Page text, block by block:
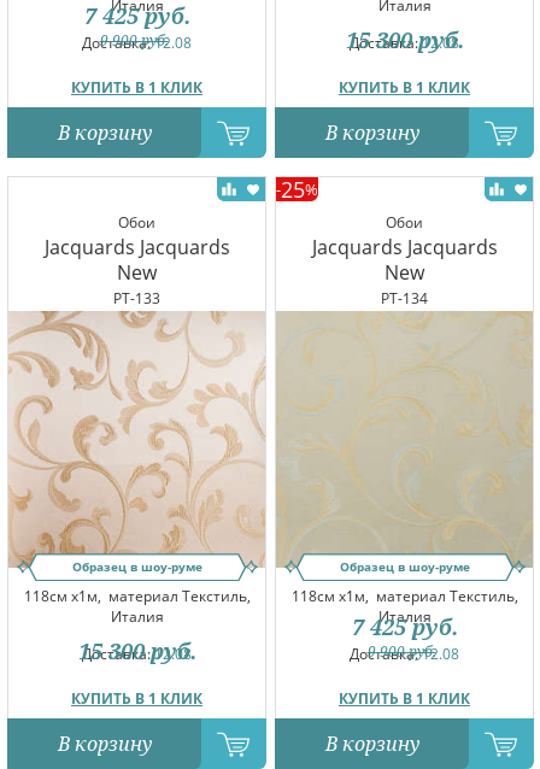
Италия
Доставка:12.08
КУПИТЬ В 1 КЛИК
9 900руб.
7 425 руб.
В корзину
Италия
Доставка:12.08
КУПИТЬ В 1 КЛИК
15 300 руб.
В корзину
Обои
Jacquards Jacquards
New
PT-133
Образец в шоу-руме
118см x1м, материал Текстиль,
Италия
Доставка:12.08
КУПИТЬ В 1 КЛИК
15 300 руб.
В корзину
Обои
Jacquards Jacquards
New
PT-134
-25%
Образец в шоу-руме
118см x1м, материал Текстиль,
Италия
Доставка:12.08
КУПИТЬ В 1 КЛИК
9 900руб.
7 425 руб.
В корзину